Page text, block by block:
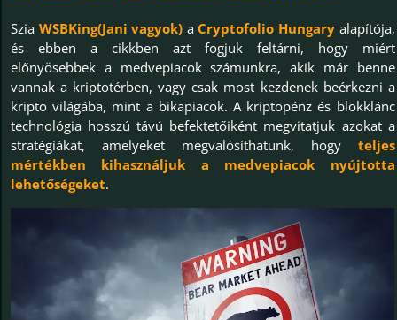
Szia WSBKing(Jani vagyok) aCryptofolio Hungary alapítója,
és ebben a cikkben azt fogjuk feltárni, hogy miért
előnyösebbek a medvepiacok számunkra, akik már benne
vannak a kriptotérben, vagy csak most kezdenek beérkezni a
kripto világába, mint a bikapiacok. A kriptopénz és blokklánc
technológia hosszú távú befektetőiként megvitatjuk azokat a
stratégiákat, amelyeket megvalósíthatunk, hogy teljes
mértékben kihasználjuk a medvepiacok nyújtotta
lehetőségeket.